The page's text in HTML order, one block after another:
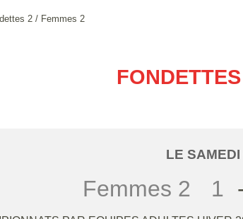
2 / Femmes 2
LE SAMEDI
Femmes 2 1